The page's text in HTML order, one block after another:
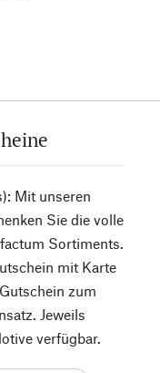
Mit unseren
Sie die volle
Sortiments.
mit Karte
zum
Jeweils
verfügbar.